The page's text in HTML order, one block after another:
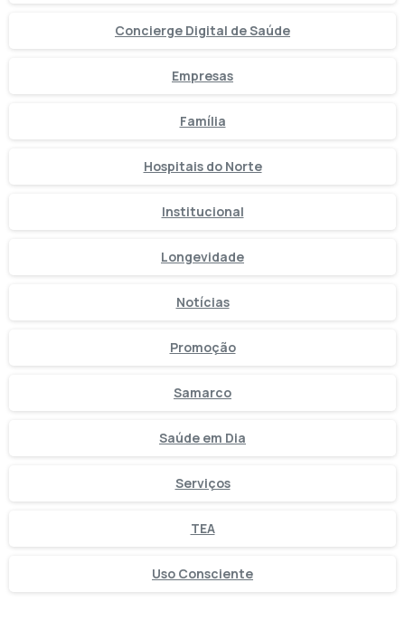
Concierge Digital de Saúde
Empresas
Família
Hospitais do Norte
Institucional
Longevidade
Notícias
Promoção
Samarco
Saúde em Dia
Serviços
TEA
Uso Consciente